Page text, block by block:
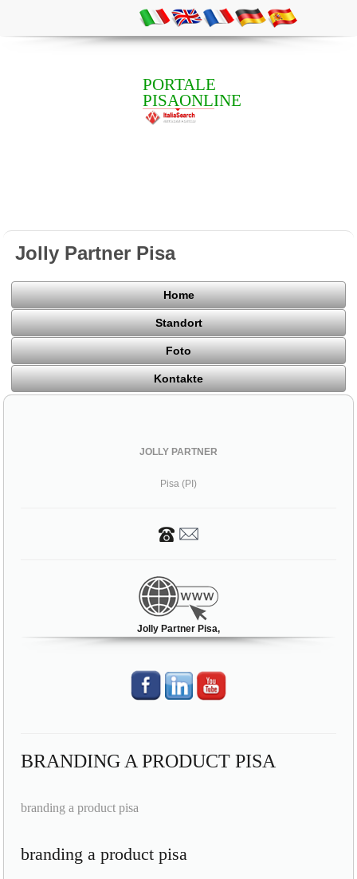
PORTALE
PISAONLINE
Jolly Partner Pisa
Home
Standort
Foto
Kontakte
JOLLY PARTNER
Pisa (PI)
Jolly Partner Pisa,
BRANDING A PRODUCT PISA
branding a product pisa
branding a product pisa